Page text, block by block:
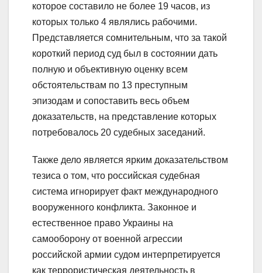
которое составило не более 19 часов, из
которых только 4 являлись рабочими.
Представляется сомнительным, что за такой
короткий период суд был в состоянии дать
полную и объективную оценку всем
обстоятельствам по 13 преступным
эпизодам и сопоставить весь объем
доказательств, на представление которых
потребовалось 20 судебных заседаний.
Также дело является ярким доказательством
тезиса о том, что российская судебная
система игнорирует факт международного
вооруженного конфликта. Законное и
естественное право Украины на
самооборону от военной агрессии
российской армии судом интерпретируется
как террористическая деятельность в